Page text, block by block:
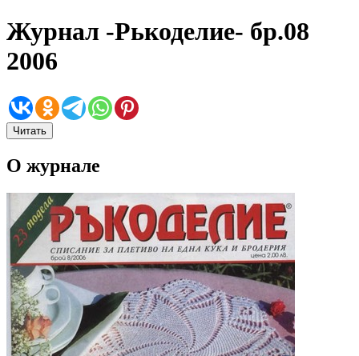
Журнал -Рькоделие- бр.08
2006
Читать
О журнале